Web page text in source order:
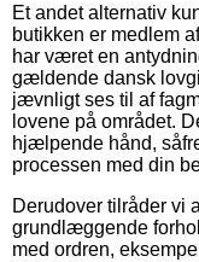
Et andet alternativ
butikken er medlem
har været en
gældende dansk
jævnligt ses til af
lovene på området.
hjælpende hånd,
processen med din
Derudover tilråder vi
grundlæggende
med ordren,